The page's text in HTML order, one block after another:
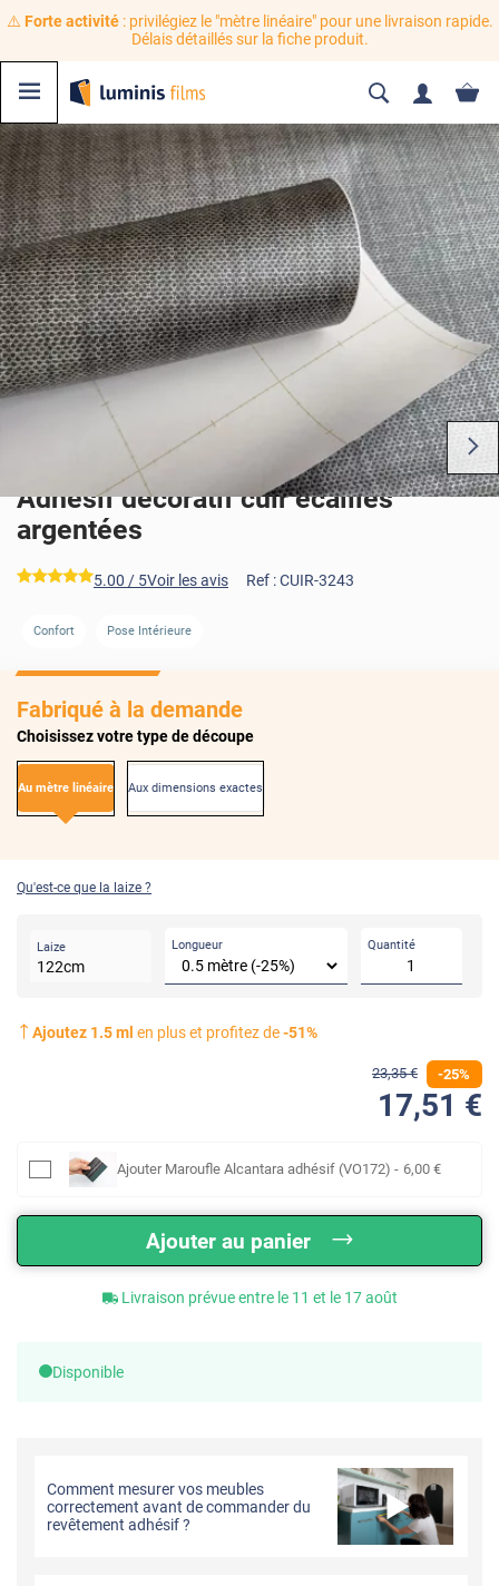
⚠️ Forte activité: privilégiez le "mètre linéaire" pour une livraison rapide.
Délais détaillés sur la fiche produit.
Adhésif décoratif cuir écailles
argentées
*****
5.00 / 5Voir les avis Ref :CUIR-3243
Confort Pose Intérieure
Fabriqué à la demande
Choisissez votre type de découpe
Au mètre linéaire Aux dimensions exactes
Qu'est-ce que la laize ?
Laize
122cm
Longueur Quantité
Ajoutez 1.5ml en plus et profitez de-51%
23,35 € -25%
17,51 €
Ajouter Maroufle Alcantara adhésif (VO172) - 6,00 €
Ajouter au panier
Livraison prévue entre le 11 et le 17 août
Disponible
Comment mesurer vos meubles
correctement avant de commander du
revêtement adhésif ?